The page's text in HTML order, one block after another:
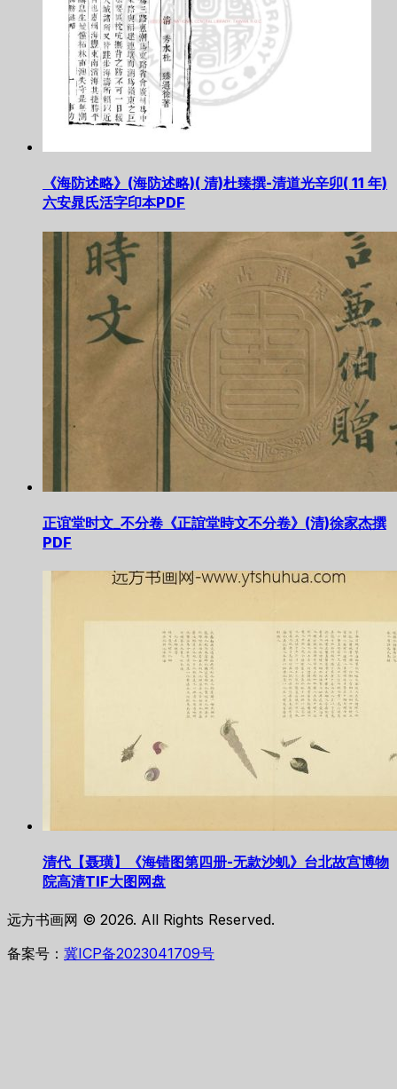
《海防述略》(海防述略)( 清)杜臻撰-清道光辛卯( 11 年)
六安晁氏活字印本PDF
正谊堂时文_不分卷《正誼堂時文不分卷》(清)徐家杰撰
PDF
清代【聂璜】《海错图第四册-无款沙虮》台北故宫博物
院高清TIF大图网盘
远方书画网 © 2026. All Rights Reserved.
备案号： 冀ICP备2023041709号